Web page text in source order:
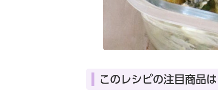
このレシピの注目商品